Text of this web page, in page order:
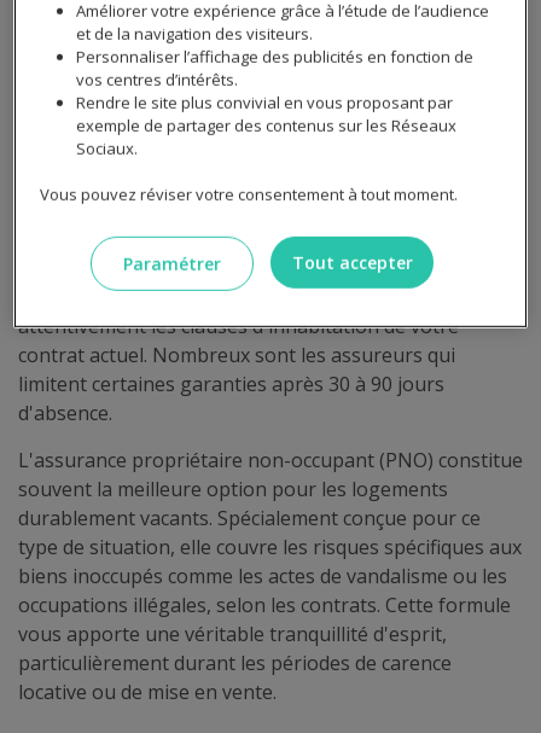
logement et donc accentuer le coût des réparations.
Quel type d'assurance habitation
choisir pour une maison vide ?
Pour protéger votre maison vide, deux solutions
principales s'offrent à vous selon votre situation. Une
assurance multirisque habitation classique peut suffire
si l'inoccupation reste temporaire, mais vérifiez
attentivement les clauses d'inhabitation de votre
contrat actuel. Nombreux sont les assureurs qui
limitent certaines garanties après 30 à 90 jours
d'absence.
L'assurance propriétaire non-occupant (PNO) constitue
souvent la meilleure option pour les logements
durablement vacants. Spécialement conçue pour ce
type de situation, elle couvre les risques spécifiques aux
biens inoccupés comme les actes de vandalisme ou les
occupations illégales, selon les contrats. Cette formule
vous apporte une véritable tranquillité d'esprit,
particulièrement durant les périodes de carence
locative ou de mise en vente.
Améliorer votre expérience grâce à l’étude de l’audience
et de la navigation des visiteurs.
Personnaliser l’affichage des publicités en fonction de
vos centres d’intérêts.
Rendre le site plus convivial en vous proposant par
exemple de partager des contenus sur les Réseaux
Sociaux.
Vous pouvez réviser votre consentement à tout moment.
Tout accepter
Paramétrer